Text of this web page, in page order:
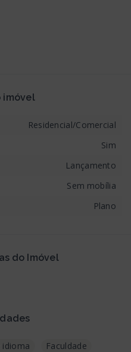
do Imóvel
idioma
Faculdade
imóvel
Residencial/Comercial
Sim
Lançamento
Sem mobília
Plano